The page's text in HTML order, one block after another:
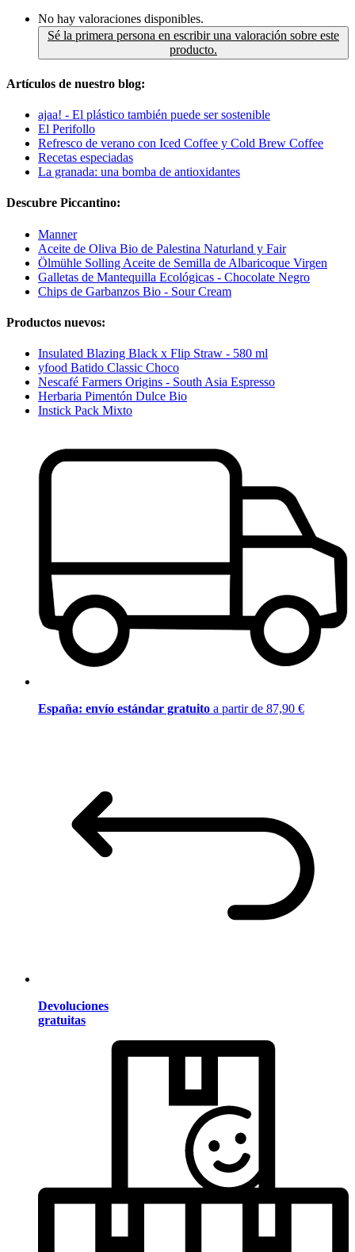
No hay valoraciones disponibles.
Sé la primera persona en escribir una valoración sobre este
producto.
Artículos de nuestro blog:
ajaa! - El plástico también puede ser sostenible
El Perifollo
Refresco de verano con Iced Coffee y Cold Brew Coffee
Recetas especiadas
La granada: una bomba de antioxidantes
Descubre Piccantino:
Manner
Aceite de Oliva Bio de Palestina Naturland y Fair
Ölmühle Solling Aceite de Semilla de Albaricoque Virgen
Galletas de Mantequilla Ecológicas - Chocolate Negro
Chips de Garbanzos Bio - Sour Cream
Productos nuevos:
Insulated Blazing Black x Flip Straw - 580 ml
yfood Batido Classic Choco
Nescafé Farmers Origins - South Asia Espresso
Herbaria Pimentón Dulce Bio
Instick Pack Mixto
España: envío estándar gratuito a partir de 87,90 €
Devoluciones
gratuitas